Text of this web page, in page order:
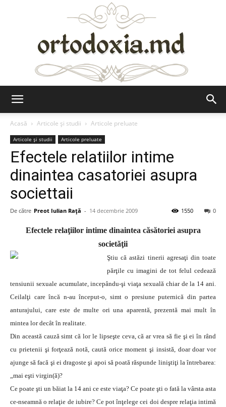
Acasă
Articole şi studii Articole preluate
Articole şi studii Articole preluate
Efectele relatiilor intime
dinaintea casatoriei asupra
societtaii
De către Preot Iulian Raţă - 14 decembrie 2009 0
1550
Efectele relaţiilor intime dinaintea căsătoriei asupra
societăţii
Ştiu că astăzi tinerii agresaţi din toate
părţile cu imagini de tot felul cedează
tensiunii sexuale acumulate, incepându-şi viaţa sexuală chiar de la 14 ani.
Ceilalţi care încă n-au început-o, simt o presiune puternică din partea
anturajului, care este de multe ori una aparentă, prezentă mai mult în
mintea lor decât în realitate.
Din această cauză simt că lor le lipseşte ceva, că ar vrea să fie şi ei în rând
cu prietenii şi forţează notă, caută orice moment şi insistă, doar doar vor
ajunge să facă şi ei dragoste şi apoi să poată răspunde liniştiţi la întrebarea:
„mai eşti virgin(ă)?
Ce poate şti un băiat la 14 ani ce este viaţa? Ce poate şti o fată la vârsta asta
ce-nseamnă o relaţie de iubire? Ce pot înţelege cei doi despre relaţia intimă